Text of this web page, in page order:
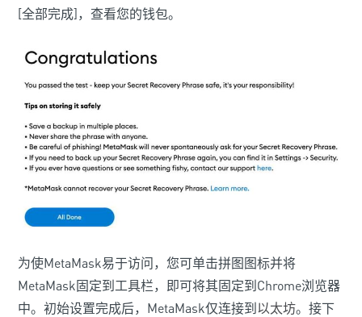
[全部完成]，查看您的钱包。
为使MetaMask易于访问，您可单击拼图图标并将
MetaMask固定到工具栏，即可将其固定到Chrome浏览器
中。初始设置完成后，MetaMask仅连接到以太坊。接下